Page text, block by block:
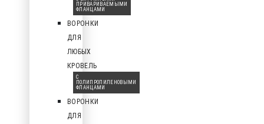
ПРИВАРИВАЕМЫМИ
ФЛАНЦАМИ
ВОРОНКИ
ДЛЯ
ЛЮБЫХ
КРОВЕЛЬ
С
ПОЛИПРОПИЛЕНОВЫМИ
ФЛАНЦАМИ
ВОРОНКИ
ДЛЯ